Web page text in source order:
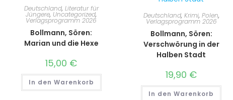
Deutschland, Literatur für
Jüngere, Uncategorized,
Verlagsprogramm 2026
Bollmann, Sören:
Marian und die Hexe
15,00 €
In den Warenkorb
Deutschland, Krimi, Polen,
Verlagsprogramm 2026
Bollmann, Sören:
Verschwörung in der
Halben Stadt
19,90 €
In den Warenkorb